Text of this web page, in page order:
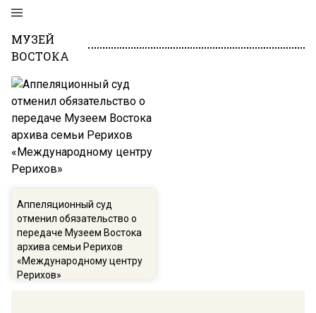
МУЗЕЙ
ВОСТОКА
Аппеляционный суд
отменил обязательство о
передаче Музеем Востока
архива семьи Рерихов
«Международному центру
Рерихов»